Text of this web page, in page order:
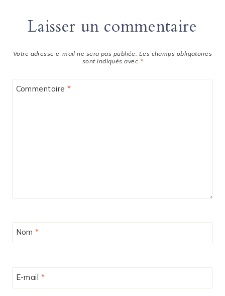
Laisser un commentaire
Votre adresse e-mail ne sera pas publiée. Les champs obligatoires
sont indiqués avec *
Commentaire *
Nom*
E-mail *